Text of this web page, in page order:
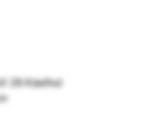
28-Käelhsl